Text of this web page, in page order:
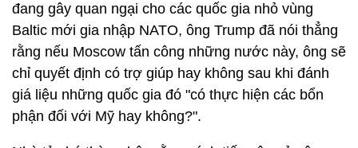
đang gây quan ngại cho các quốc gia nhỏ vùng
Baltic mới gia nhập NATO, ông Trump đã nói thẳng
rằng nếu Moscow tấn công những nước này, ông sẽ
chỉ quyết định có trợ giúp hay không sau khi đánh
giá liệu những quốc gia đó "có thực hiện các bổn
phận đối với Mỹ hay không?".